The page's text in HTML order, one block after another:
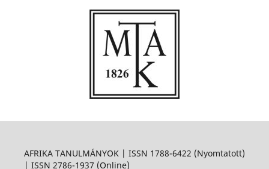
AFRIKA TANULMÁNYOK | ISSN 1788-6422 (Nyomtatott)
| ISSN 2786-1937 (Online)